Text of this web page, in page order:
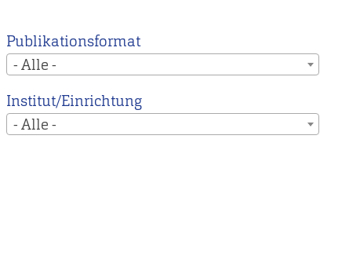
main
page
Publikationsformat
- Alle -
Institut/Einrichtung
- Alle -